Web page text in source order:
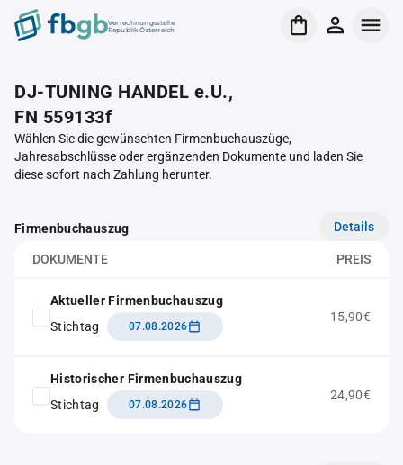
Verrechnungsstelle
Republik Österreich
DJ-TUNING HANDEL e.U.,
FN 559133f
Wählen Sie die gewünschten Firmenbuchauszüge,
Jahresabschlüsse oder ergänzenden Dokumente und laden Sie
diese sofort nach Zahlung herunter.
Firmenbuchauszug Details
DOKUMENTE PREIS
Aktueller Firmenbuchauszug
Stichtag
07.08.2026
15,90€
Historischer Firmenbuchauszug
Stichtag
07.08.2026
24,90€